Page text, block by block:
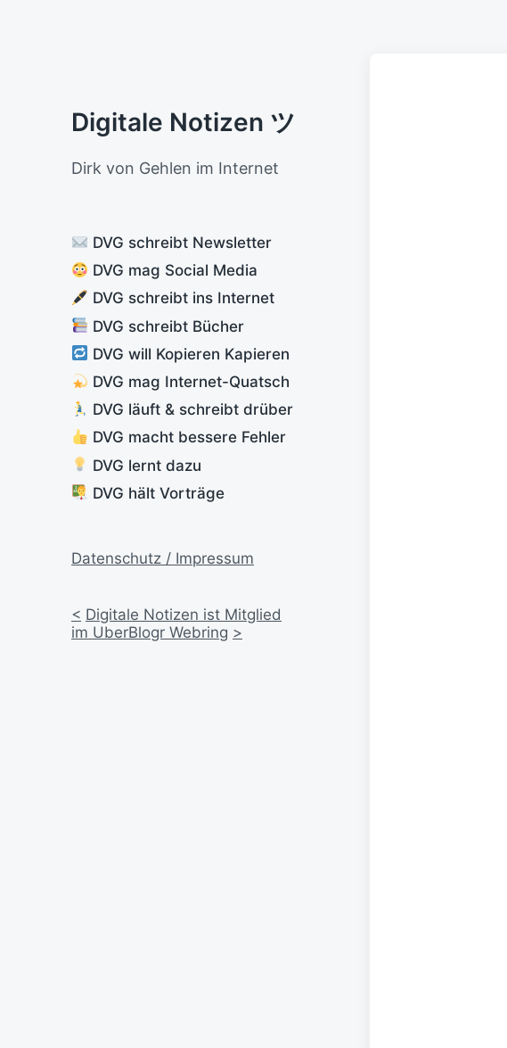
Digitale Notizen ツ
Dirk von Gehlen im Internet
DVG schreibt Newsletter
DVG mag Social Media
DVG schreibt ins Internet
DVG schreibt Bücher
DVG will Kopieren Kapieren
DVG mag Internet-Quatsch
DVG läuft & schreibt drüber
DVG macht bessere Fehler
DVG lernt dazu
DVG hält Vorträge
Datenschutz / Impressum
< Digitale Notizen ist Mitglied
im UberBlogr Webring >